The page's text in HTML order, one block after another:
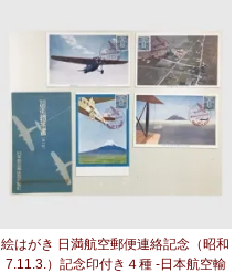
絵はがき 日満航空郵便連絡記念（昭和
7.11.3.）記念印付き４種 -日本航空輸